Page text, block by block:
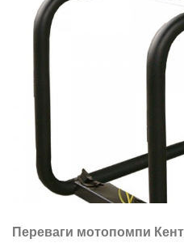
Переваги мотопомпи